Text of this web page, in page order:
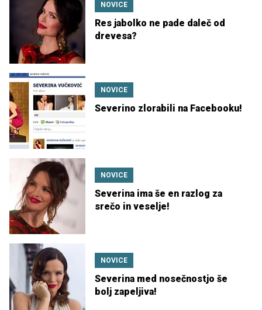
NOVICE
Res jabolko ne pade daleč od
drevesa?
NOVICE
Severino zlorabili na Facebooku!
NOVICE
Severina ima še en razlog za
srečo in veselje!
NOVICE
Severina med nosečnostjo še
bolj zapeljiva!